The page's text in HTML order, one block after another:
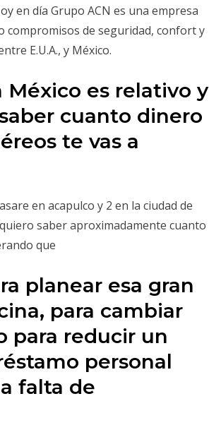
en día Grupo ACN es una empresa
de seguridad, confort y
E.U.A., y México.
México es relativo y
cuanto dinero
te vas a
en acapulco y 2 en la ciudad de
saber aproximadamente cuanto
que
planear esa gran
para cambiar
para reducir un
personal
falta de